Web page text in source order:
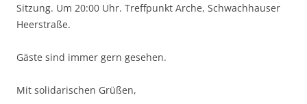
Sitzung. Um 20:00 Uhr. Treffpunkt Arche, Schwachhauser
Heerstraße.
Gäste sind immer gern gesehen.
Mit solidarischen Grüßen,